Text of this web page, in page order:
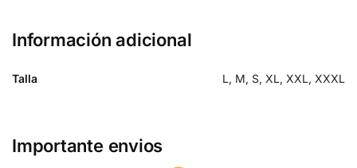
Información adicional
Talla L, M, S, XL, XXL, XXXL
Importante envios